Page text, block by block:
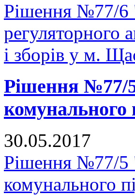
Рішення №77/6
регуляторного
і зборів у м.
Рішення №77/
30.05.2017
Рішення №77/5
комунального